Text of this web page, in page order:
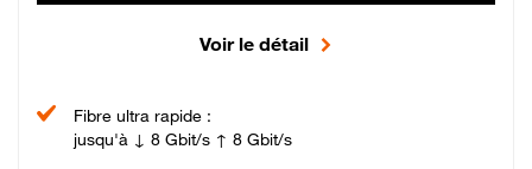
Voir le détail
Fibre ultra rapide :
jusqu'à ↓ 8 Gbit/s ↑ 8 Gbit/s